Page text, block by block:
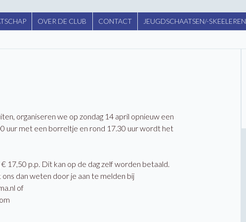
OVER DE CLUB CONTACT JEUGDSCHAATSEN/-SKEELEREN
organiseren we op zondag 14 april opnieuw een
uur met een borreltje en rond 17.30 uur wordt het
17,50 p.p. Dit kan op de dag zelf worden betaald.
dan weten door je aan te melden bij
of